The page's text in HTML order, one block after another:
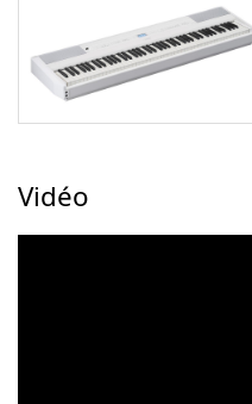
Vidéo